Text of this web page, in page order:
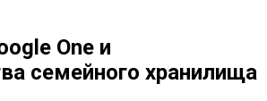
One и
семейного хранилища